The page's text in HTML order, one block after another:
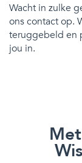
Wacht in zulke
ons contact op.
teruggebeld en
jou in.